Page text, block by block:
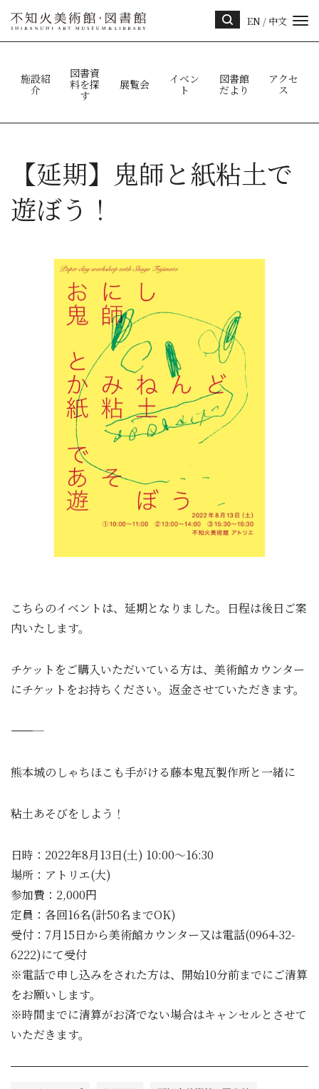
ト内
EN / 中文
施設紹
介
図書資
料を探
す
展覧会
イベン
ト
図書館
だより
アクセ
ス
【延期】鬼師と紙粘土で
遊ぼう！
こちらのイベントは、延期となりました。日程は後日ご案
内いたします。
チケットをご購入いただいている方は、美術館カウンター
にチケットをお持ちください。返金させていただきます。
―――――
熊本城のしゃちほこも手がける藤本鬼瓦製作所と一緒に
粘土あそびをしよう！
日時：2022年8月13日(土) 10:00～16:30
場所：アトリエ(大)
参加費：2,000円
定員：各回16名(計50名までOK)
受付：7月15日から美術館カウンター又は電話(0964-32-
6222)にて受付
※電話で申し込みをされた方は、開始10分前までにご清算
をお願いします。
※時間までに清算がお済でない場合はキャンセルとさせて
いただきます。